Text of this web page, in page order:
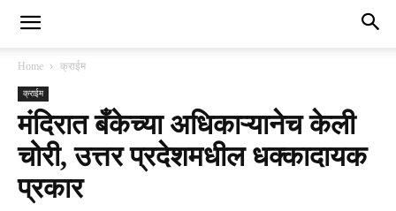
Home क्राईम
क्राईम
मंदिरात बँकेच्या अधिकाऱ्यानेच केली
चोरी, उत्तर प्रदेशमधील धक्कादायक
प्रकार